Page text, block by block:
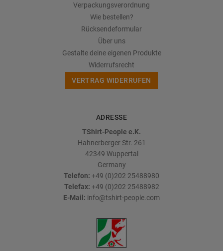
Verpackungsverordnung
Wie bestellen?
Rücksendeformular
Über uns
Gestalte deine eigenen Produkte
Widerrufsrecht
VERTRAG WIDERRUFEN
ADRESSE
TShirt-People e.K.
Hahnerberger Str. 261
42349 Wuppertal
Germany
Telefon: +49 (0)202 25488980
Telefax: +49 (0)202 25488982
E-Mail: info@tshirt-people.com